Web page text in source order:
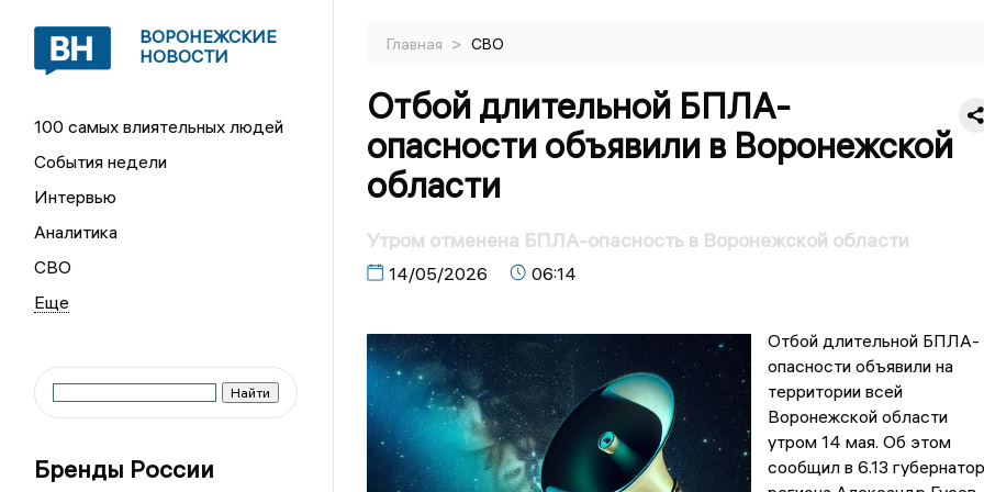
ВОРОНЕЖСКИЕ
НОВОСТИ
100 самых влиятельных людей
События недели
Интервью
Аналитика
СВО
Бренды России
Главная > СВО
Отбой длительной БПЛА-
опасности объявили в Воронежской
области
Утром отменена БПЛА-опасность в Воронежской области
14/05/2026 06:14
Отбой длительной БПЛА-
опасности объявили на
территории всей
Воронежской области
утром 14 мая. Об этом
сообщил в 6.13 губернатор